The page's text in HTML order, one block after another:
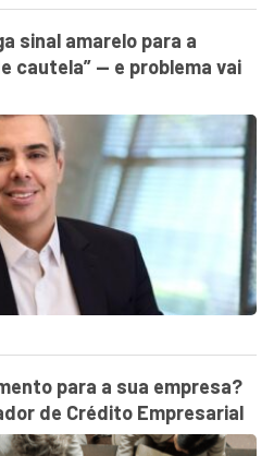
sinal amarelo para a
cautela” — e problema vai
para a sua empresa?
de Crédito Empresarial